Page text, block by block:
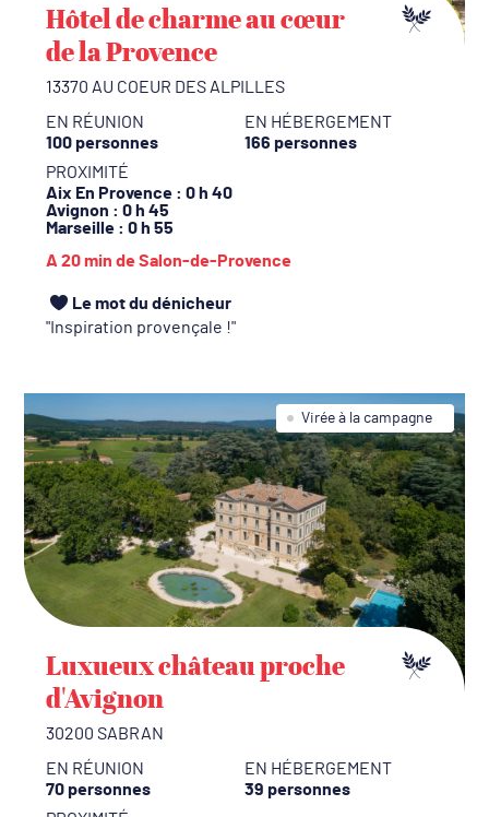
Hôtel de charme au cœur
de la Provence
13370 AU COEUR DES ALPILLES
EN RÉUNION
100 personnes
EN HÉBERGEMENT
166 personnes
PROXIMITÉ
Aix En Provence : 0 h 40
Avignon : 0 h 45
Marseille : 0 h 55
A 20 min de Salon-de-Provence
Le mot du dénicheur
Inspiration provençale !
Virée à la campagne
Luxueux château proche
d'Avignon
30200 SABRAN
EN RÉUNION
70 personnes
EN HÉBERGEMENT
39 personnes